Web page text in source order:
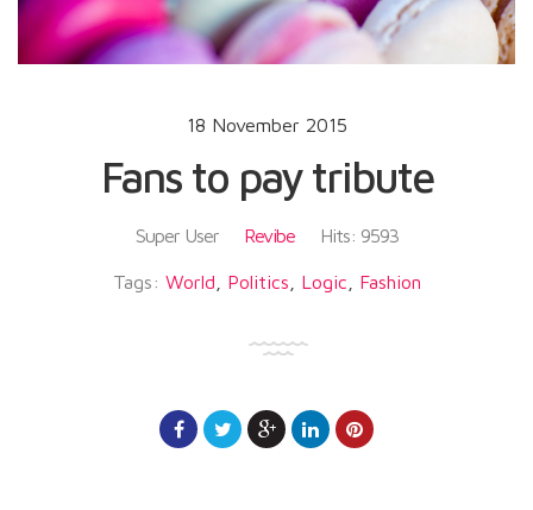
18 November 2015
Fans to pay tribute
Super User Revibe Hits: 9593
Tags: World Politics Logic Fashion